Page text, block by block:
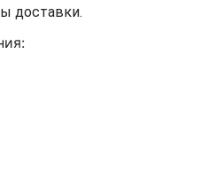
доставки.